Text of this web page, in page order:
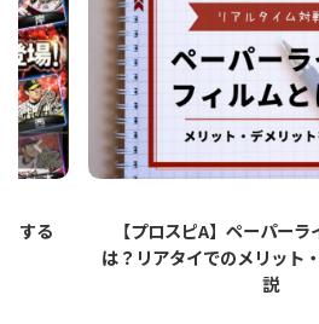
する
【プロスピA】ペーパー
は？リアタイでのメリット
説